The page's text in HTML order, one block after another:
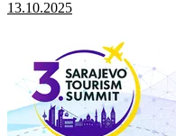
13.10.2025